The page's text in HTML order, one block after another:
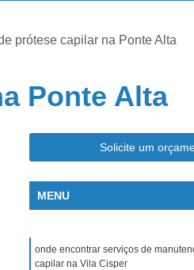
Apliques de Cabelo em Sp
Manutenção de Alongamento
Manutenção de Prótese Capilar
Manutenção em Prótese
Serviços de Manutenção de
de Perucas de Cabelo Natural
Perucas Naturais Masculinas
prótese capilar na Ponte Alta
Ponte Alta
Solicite um
MENU
onde encontrar serviços de
capilar na Vila Cisper